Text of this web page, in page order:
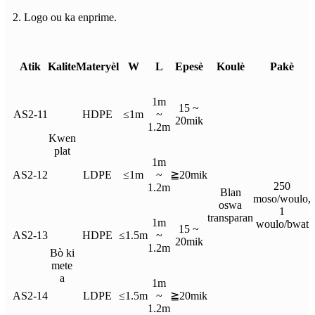
2. Logo ou ka enprime.
Atik KaliteMateryèl W L Epesè Koulè Pakè
AS2-11
Kwen
plat
HDPE ≤1m
1m
~
1.2m
15 ~
20mik
Blan
oswa
transparan
250
moso/woulo,
1
woulo/bwat
AS2-12 LDPE ≤1m
1m
~
1.2m
≧20mik
AS2-13
Bò ki
mete
a
HDPE ≤1.5m
1m
~
1.2m
15 ~
20mik
AS2-14 LDPE ≤1.5m
1m
~
1.2m
≧20mik